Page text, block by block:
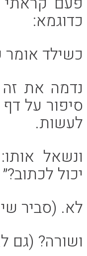
כדוגמא:
כשילד אומר
נדמה את
סיפור על
לעשות.
ונשאל
יכול לכתוב?״
לא. (סביר
ושורה? (גם